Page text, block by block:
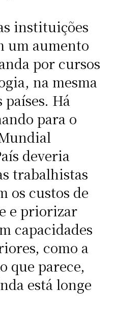
instituições
um aumento
por cursos
na mesma
Há
para o
deveria
trabalhistas
os custos de
e priorizar
capacidades
como a
que parece,
está longe